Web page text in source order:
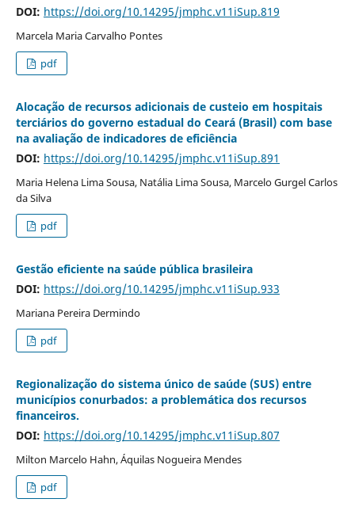
DOI: https://doi.org/10.14295/jmphc.v11iSup.819
Marcela Maria Carvalho Pontes
pdf
Alocação de recursos adicionais de custeio em hospitais
terciários do governo estadual do Ceará (Brasil) com base
na avaliação de indicadores de eficiência
DOI: https://doi.org/10.14295/jmphc.v11iSup.891
Maria Helena Lima Sousa, Natália Lima Sousa, Marcelo Gurgel Carlos
da Silva
pdf
Gestão eficiente na saúde pública brasileira
DOI: https://doi.org/10.14295/jmphc.v11iSup.933
Mariana Pereira Dermindo
pdf
Regionalização do sistema único de saúde (SUS) entre
municípios conurbados: a problemática dos recursos
financeiros.
DOI: https://doi.org/10.14295/jmphc.v11iSup.807
Milton Marcelo Hahn, Áquilas Nogueira Mendes
pdf